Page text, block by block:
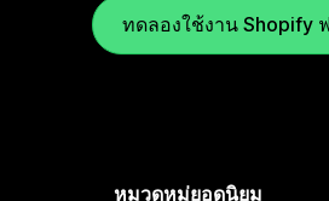
ทดลองใช้งาน Shopify
หมวดหมู่ยอดนิยม